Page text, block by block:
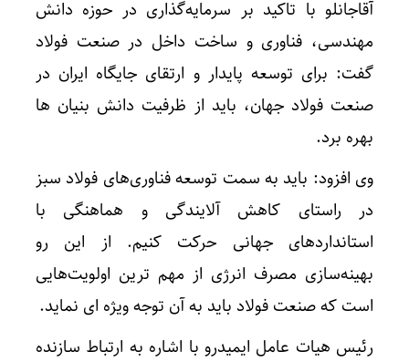
آقاجانلو با تاکید بر سرمایه‌گذاری در حوزه دانش
مهندسی، فناوری و ساخت داخل در صنعت فولاد
گفت: برای توسعه پایدار و ارتقای جایگاه ایران در
صنعت فولاد جهان، باید از ظرفیت دانش بنیان ها
بهره برد.
وی افزود: باید به سمت توسعه فناوری‌های فولاد سبز
در راستای کاهش آلایندگی و هماهنگی با
استانداردهای جهانی حرکت کنیم. از این رو
بهینه‌سازی مصرف انرژی از مهم ترین اولویت‌هایی
است که صنعت فولاد باید به آن توجه ویژه ای نماید.
رئیس هیات عامل ایمیدرو با اشاره به ارتباط سازنده